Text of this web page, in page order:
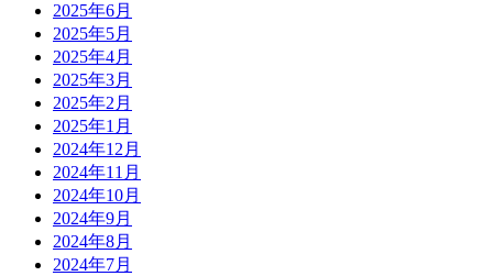
2025年6月
2025年5月
2025年4月
2025年3月
2025年2月
2025年1月
2024年12月
2024年11月
2024年10月
2024年9月
2024年8月
2024年7月